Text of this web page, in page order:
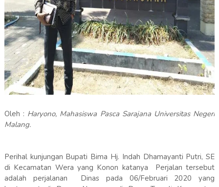
Oleh : Haryono, Mahasiswa Pasca Sarajana Universitas Negeri
Malang.
Perihal kunjungan Bupati Bima Hj. Indah Dhamayanti Putri, SE
di Kecamatan Wera yang Konon katanya Perjalan tersebut
adalah perjalanan Dinas pada 06/Februari 2020 yang